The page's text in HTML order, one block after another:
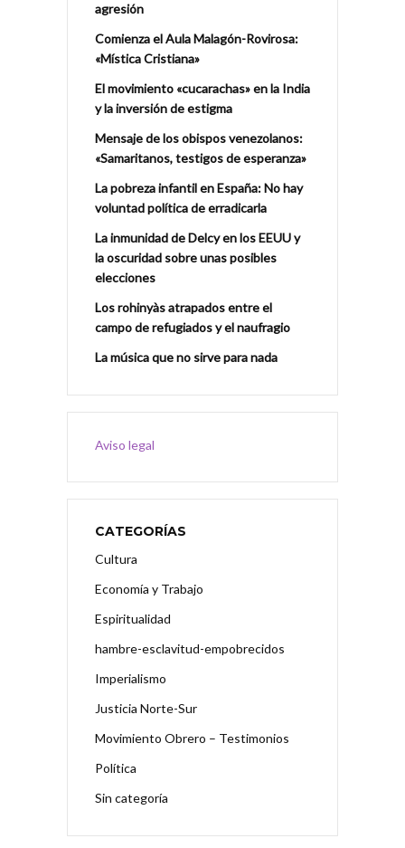
agresión
Comienza el Aula Malagón-Rovirosa:
«Mística Cristiana»
El movimiento «cucarachas» en la India
y la inversión de estigma
Mensaje de los obispos venezolanos:
«Samaritanos, testigos de esperanza»
La pobreza infantil en España: No hay
voluntad política de erradicarla
La inmunidad de Delcy en los EEUU y
la oscuridad sobre unas posibles
elecciones
Los rohinyàs atrapados entre el
campo de refugiados y el naufragio
La música que no sirve para nada
Aviso legal
CATEGORÍAS
Cultura
Economía y Trabajo
Espiritualidad
hambre-esclavitud-empobrecidos
Imperialismo
Justicia Norte-Sur
Movimiento Obrero – Testimonios
Política
Sin categoría